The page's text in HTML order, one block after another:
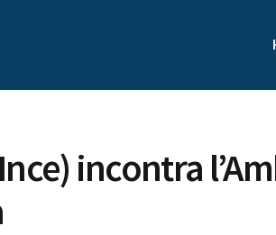
incontra